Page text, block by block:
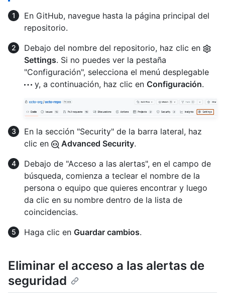
En GitHub, navegue hasta la página principal del
repositorio.
Debajo del nombre del repositorio, haz clic en
Settings. Si no puedes ver la pestaña
"Configuración", selecciona el menú desplegable
y, a continuación, haz clic en Configuración.
En la sección "Security" de la barra lateral, haz
clic en
Advanced Security.
Debajo de "Acceso a las alertas", en el campo de
búsqueda, comienza a teclear el nombre de la
persona o equipo que quieres encontrar y luego
da clic en su nombre dentro de la lista de
coincidencias.
Haga clic en Guardar cambios.
Eliminar el acceso a las alertas de
seguridad